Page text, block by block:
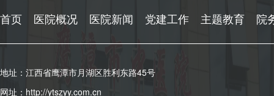
首页 医院概况 医院新闻 党建工作 主题教育 院
地址：江西省鹰潭市月湖区胜利东路45号
网址：http://ytszyy.com.cn